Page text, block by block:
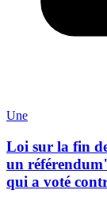
Une
Loi sur la fin
un
qui a voté